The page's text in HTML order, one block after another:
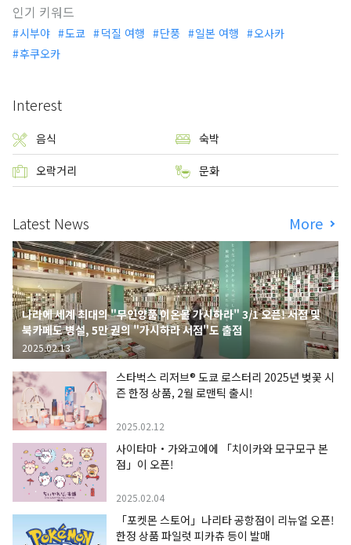
인기 키워드
시부야 도쿄 덕질 여행 단풍 일본 여행
오사카
후쿠오카
Interest
음식 숙박
오락거리 문화
Latest News More
나라에 세계 최대의 "무인양품 이온몰 가시하라" 3/1 오픈! 서점 및
북카페도 병설, 5만 권의 "가시하라 서점"도 출점
2025.02.13
스타벅스 리저브® 도쿄 로스터리 2025년 벚꽃 시
즌 한정 상품, 2월 로맨틱 출시!
2025.02.12
사이타마・가와고에에 「치이카와 모구모구 본
점」이 오픈!
2025.02.04
「포켓몬 스토어」나리타 공항점이 리뉴얼 오픈!
한정 상품 파일럿 피카츄 등이 발매